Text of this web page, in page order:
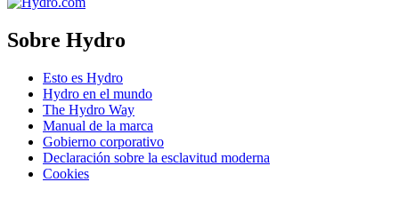
Sobre Hydro
Esto es Hydro
Hydro en el mundo
The Hydro Way
Manual de la marca
Gobierno corporativo
Declaración sobre la esclavitud moderna
Cookies